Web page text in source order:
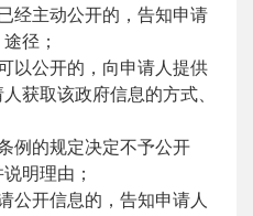
经主动公开的，告知申请
径；
以公开的，向申请人提供
获取该政府信息的方式、
例的规定决定不予公开
明理由；
公开信息的，告知申请人